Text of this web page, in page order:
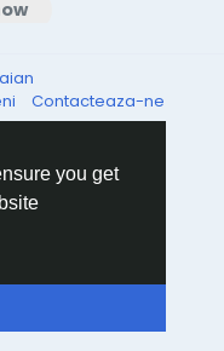
you get
Contacteaza-ne